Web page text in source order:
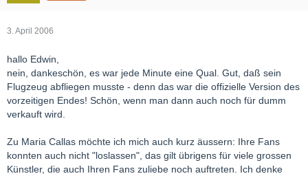
3. April 2006
hallo Edwin,
nein, dankeschön, es war jede Minute eine Qual. Gut, daß sein
Flugzeug abfliegen musste - denn das war die offizielle Version des
vorzeitigen Endes! Schön, wenn man dann auch noch für dumm
verkauft wird.
Zu Maria Callas möchte ich mich auch kurz äussern: Ihre Fans
konnten auch nicht "loslassen", das gilt übrigens für viele grossen
Künstler, die auch Ihren Fans zuliebe noch auftreten. Ich denke